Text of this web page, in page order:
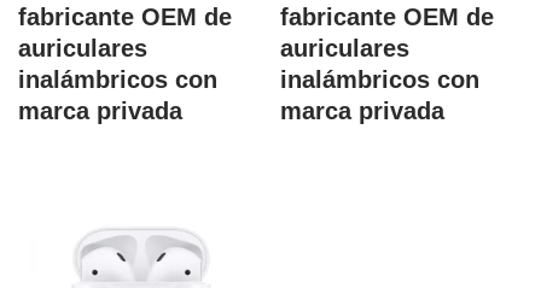
fabricante OEM de
auriculares
inalámbricos con
marca privada
fabricante OEM de
auriculares
inalámbricos con
marca privada